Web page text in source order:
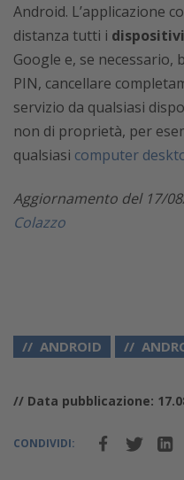
Android. L’applicazione
distanza tutti i
Google e, se
PIN, cancellare
servizio da qualsiasi
non di proprietà, per
qualsiasi computer
Aggiornamento del 17/
Colazzo
ANDROID
// Data pubblicazione:
CONDIVIDI: